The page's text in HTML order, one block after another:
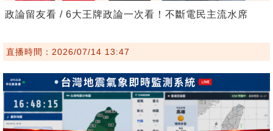
政論留友看 / 6大王牌政論一次看！不斷電民主流水席
直播時間：2026/07/14 13:47